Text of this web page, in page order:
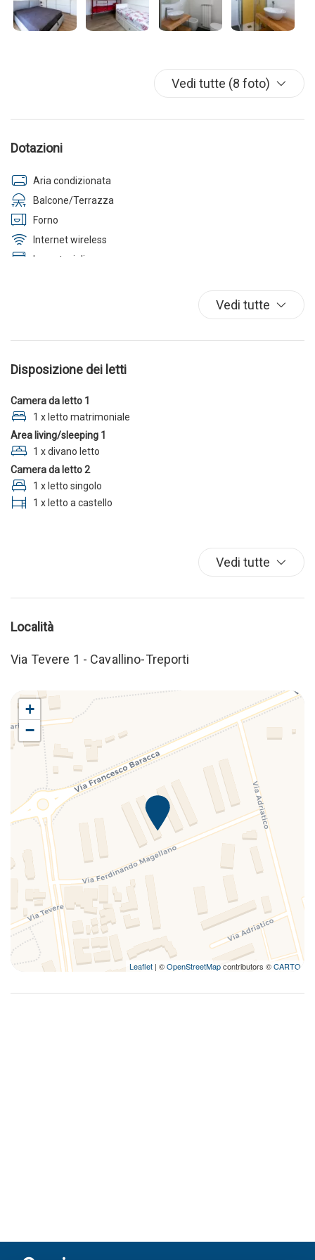
Vedi tutte (8 foto)
Dotazioni
Aria condizionata
Balcone/Terrazza
Forno
Internet wireless
Lavastoviglie
TV
Vedi tutte
Disposizione dei letti
Camera da letto 1
1 x letto matrimoniale
Area living/sleeping 1
1 x divano letto
Camera da letto 2
1 x letto singolo
1 x letto a castello
Vedi tutte
Località
Via Tevere 1 - Cavallino-Treporti
+
−
Leaflet | ©OpenStreetMapcontributors ©CARTO